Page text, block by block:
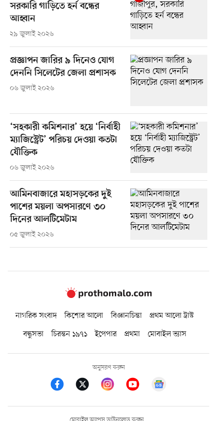
সরকারি গাড়িতে হর্ন বন্ধের
আহ্বান
২৯ জুলাই ২০২৬
প্রজ্ঞাপন জারির ৯ দিনেও যোগ
দেননি সিলেটের জেলা প্রশাসক
০৬ জুলাই ২০২৬
‘সহকারী কমিশনার’ হয়ে ‘নির্বাহী
ম্যাজিস্ট্রেট’ পরিচয় দেওয়া কতটা
যৌক্তিক
০৬ জুলাই ২০২৬
আমিনবাজারে মহাসড়কের দুই
পাশের ময়লা অপসারণে ৩০
দিনের আলটিমেটাম
০৫ জুলাই ২০২৬
নাগরিক সংবাদ কিশোর আলো বিজ্ঞানচিন্তা
প্রথম আলো ট্রাস্ট
বন্ধুসভা
চিরন্তন ১৯৭১ ইপেপার প্রথমা মোবাইল ভ্যাস
অনুসরণ করুন